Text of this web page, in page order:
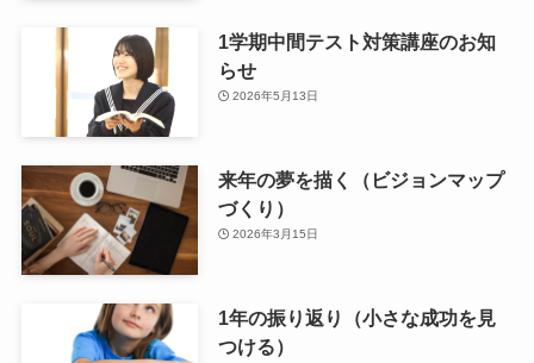
1学期中間テスト対策講座のお知
らせ
2026年5月13日
来年の夢を描く（ビジョンマップ
づくり）
2026年3月15日
1年の振り返り（小さな成功を見
つける）